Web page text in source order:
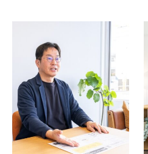
OBのお客様へ
プライバシーポリシー
MODEL HOUSE
モデルハウス一覧
本社モデルハウス